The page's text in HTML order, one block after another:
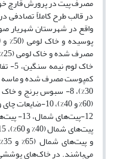
مصرف پیت در پرورش قارچ
می‌باشند. در خاک‌های